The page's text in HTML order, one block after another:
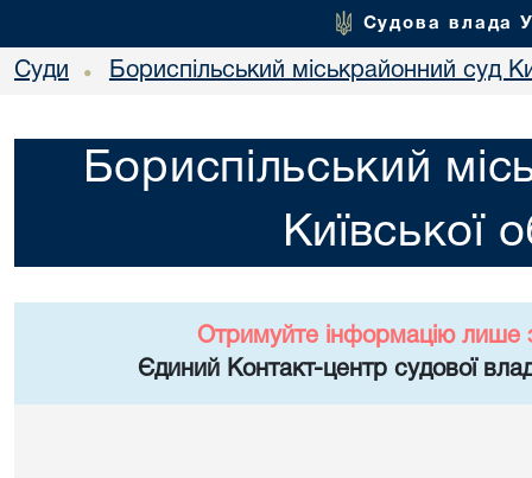
Судова влада
Суди • Бориспільський міськрайонний суд
Бориспільський
Київської
Отримуйте інформацію лише
Єдиний Контакт-центр судової